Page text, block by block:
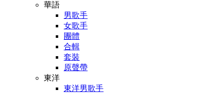
華語
男歌手
女歌手
團體
合輯
套裝
原聲帶
東洋
東洋男歌手